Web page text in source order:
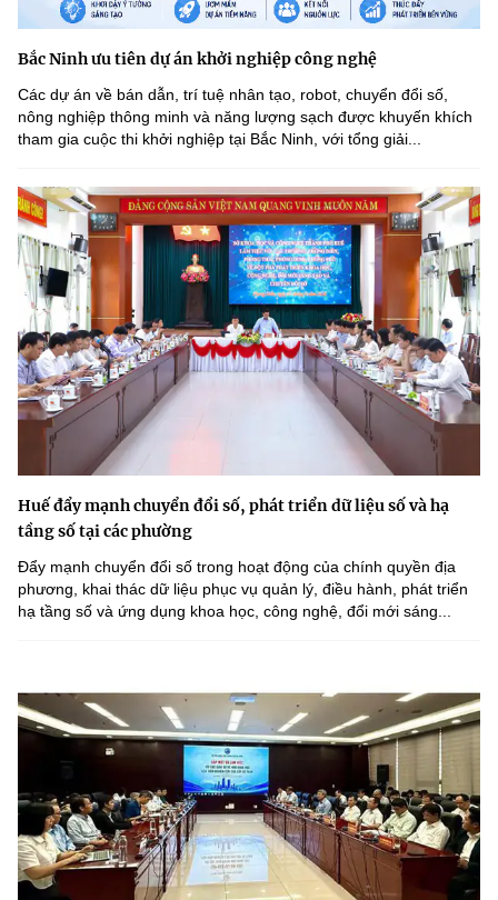
Bắc Ninh ưu tiên dự án khởi nghiệp công nghệ
Các dự án về bán dẫn, trí tuệ nhân tạo, robot, chuyển đổi số,
nông nghiệp thông minh và năng lượng sạch được khuyến khích
tham gia cuộc thi khởi nghiệp tại Bắc Ninh, với tổng giải...
Huế đẩy mạnh chuyển đổi số, phát triển dữ liệu số và hạ
tầng số tại các phường
Đẩy mạnh chuyển đổi số trong hoạt động của chính quyền địa
phương, khai thác dữ liệu phục vụ quản lý, điều hành, phát triển
hạ tầng số và ứng dụng khoa học, công nghệ, đổi mới sáng...